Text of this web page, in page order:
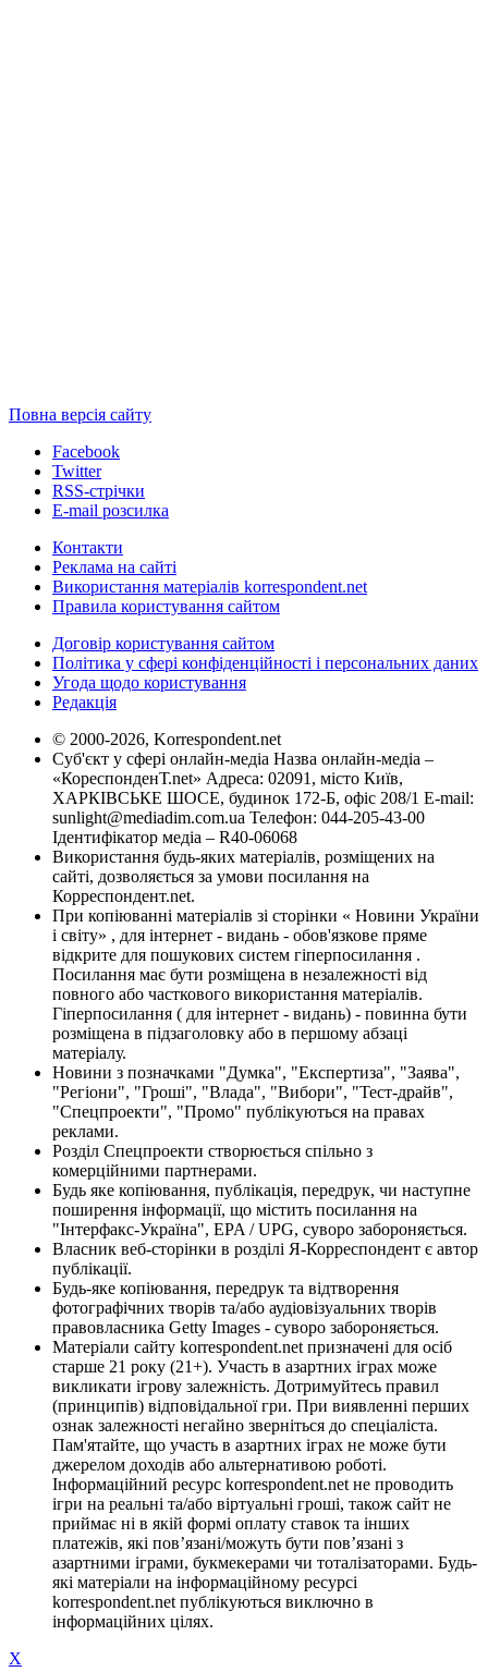
Повна версія сайту
Facebook
Twitter
RSS-стрічки
E-mail розсилка
Контакти
Реклама на сайті
Використання матеріалів korrespondent.net
Правила користування сайтом
Договір користування сайтом
Політика у сфері конфіденційності і персональних даних
Угода щодо користування
Редакція
© 2000-2026, Korrespondent.net
Суб'єкт у сфері онлайн-медіа Назва онлайн-медіа –
«КореспонденТ.net» Адреса: 02091, місто Київ,
ХАРКІВСЬКЕ ШОСЕ, будинок 172-Б, офіс 208/1 E-mail:
sunlight@mediadim.com.ua Телефон: 044-205-43-00
Ідентифікатор медіа – R40-06068
Використання будь-яких матеріалів, розміщених на
сайті, дозволяється за умови посилання на
Корреспондент.net.
При копіюванні матеріалів зі сторінки « Новини України
і світу» , для інтернет - видань - обов'язкове пряме
відкрите для пошукових систем гіперпосилання .
Посилання має бути розміщена в незалежності від
повного або часткового використання матеріалів.
Гіперпосилання ( для інтернет - видань) - повинна бути
розміщена в підзаголовку або в першому абзаці
матеріалу.
Новини з позначками "Думка", "Експертиза", "Заява",
"Регіони", "Гроші", "Влада", "Вибори", "Тест-драйв",
"Спецпроекти", "Промо" публікуються на правах
реклами.
Розділ Спецпроекти створюється спільно з
комерційними партнерами.
Будь яке копіювання, публікація, передрук, чи наступне
поширення інформації, що містить посилання на
"Інтерфакс-Україна", EPA / UPG, суворо забороняється.
Власник веб-сторінки в розділі Я-Корреспондент є автор
публікації.
Будь-яке копіювання, передрук та відтворення
фотографічних творів та/або аудіовізуальних творів
правовласника Getty Images - суворо забороняється.
Матеріали сайту korrespondent.net призначені для осіб
старше 21 року (21+). Участь в азартних іграх може
викликати ігрову залежність. Дотримуйтесь правил
(принципів) відповідальної гри. При виявленні перших
ознак залежності негайно зверніться до спеціаліста.
Пам'ятайте, що участь в азартних іграх не може бути
джерелом доходів або альтернативою роботі.
Інформаційний ресурс korrespondent.net не проводить
ігри на реальні та/або віртуальні гроші, також сайт не
приймає ні в якій формі оплату ставок та інших
платежів, які пов’язані/можуть бути пов’язані з
азартними іграми, букмекерами чи тоталізаторами. Будь-
які матеріали на інформаційному ресурсі
korrespondent.net публікуються виключно в
інформаційних цілях.
X